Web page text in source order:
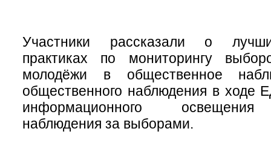
Участники рассказали о
практиках по мониторингу
молодёжи в общественное
общественного наблюдения в ходе
информационного освещения
наблюдения за выборами.